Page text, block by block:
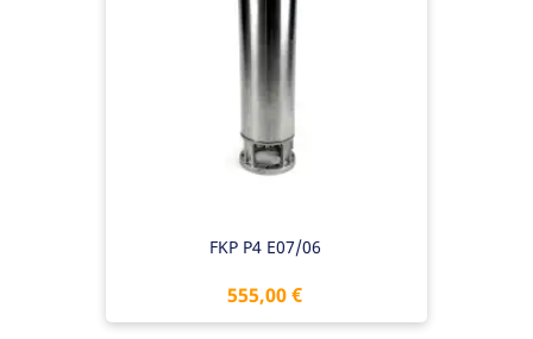
FKP P4 E07/06
Preis
555,00 €